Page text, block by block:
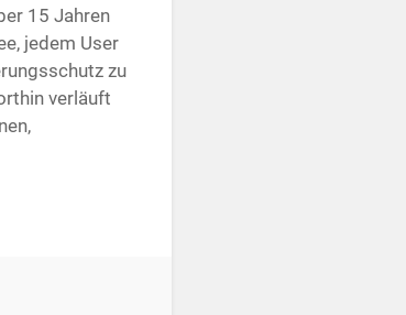
15 Jahren
jedem User
zu
verläuft